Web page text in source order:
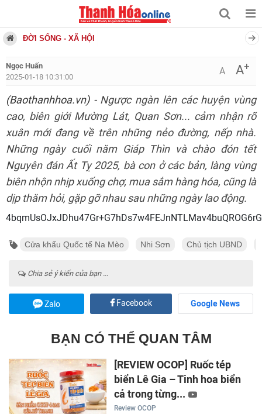
ĐỜI SỐNG - XÃ HỘI
Ngọc Huấn
2025-01-18 10:31:00
A A+
(Baothanhhoa.vn)- Ngược ngàn lên các huyện vùng
cao, biên giới Mường Lát, Quan Sơn... cảm nhận rõ
xuân mới đang về trên những nẻo đường, nếp nhà.
Những ngày cuối năm Giáp Thìn và chào đón tết
Nguyên đán Ất Tỵ 2025, bà con ở các bản, làng vùng
biên nhộn nhịp xuống chợ, mua sắm hàng hóa, cũng là
dịp thăm hỏi, gặp gỡ nhau sau những ngày lao động.
Cửa khẩu Quốc tế Na Mèo Nhi Sơn Chủ tịch UBND
Chia sẻ ý kiến của bạn ...
Zalo Facebook Google News
BẠN CÓ THỂ QUAN TÂM
[REVIEW OCOP] Ruốc tép
biển Lê Gia – Tinh hoa biển
cả trong từng...
Review OCOP